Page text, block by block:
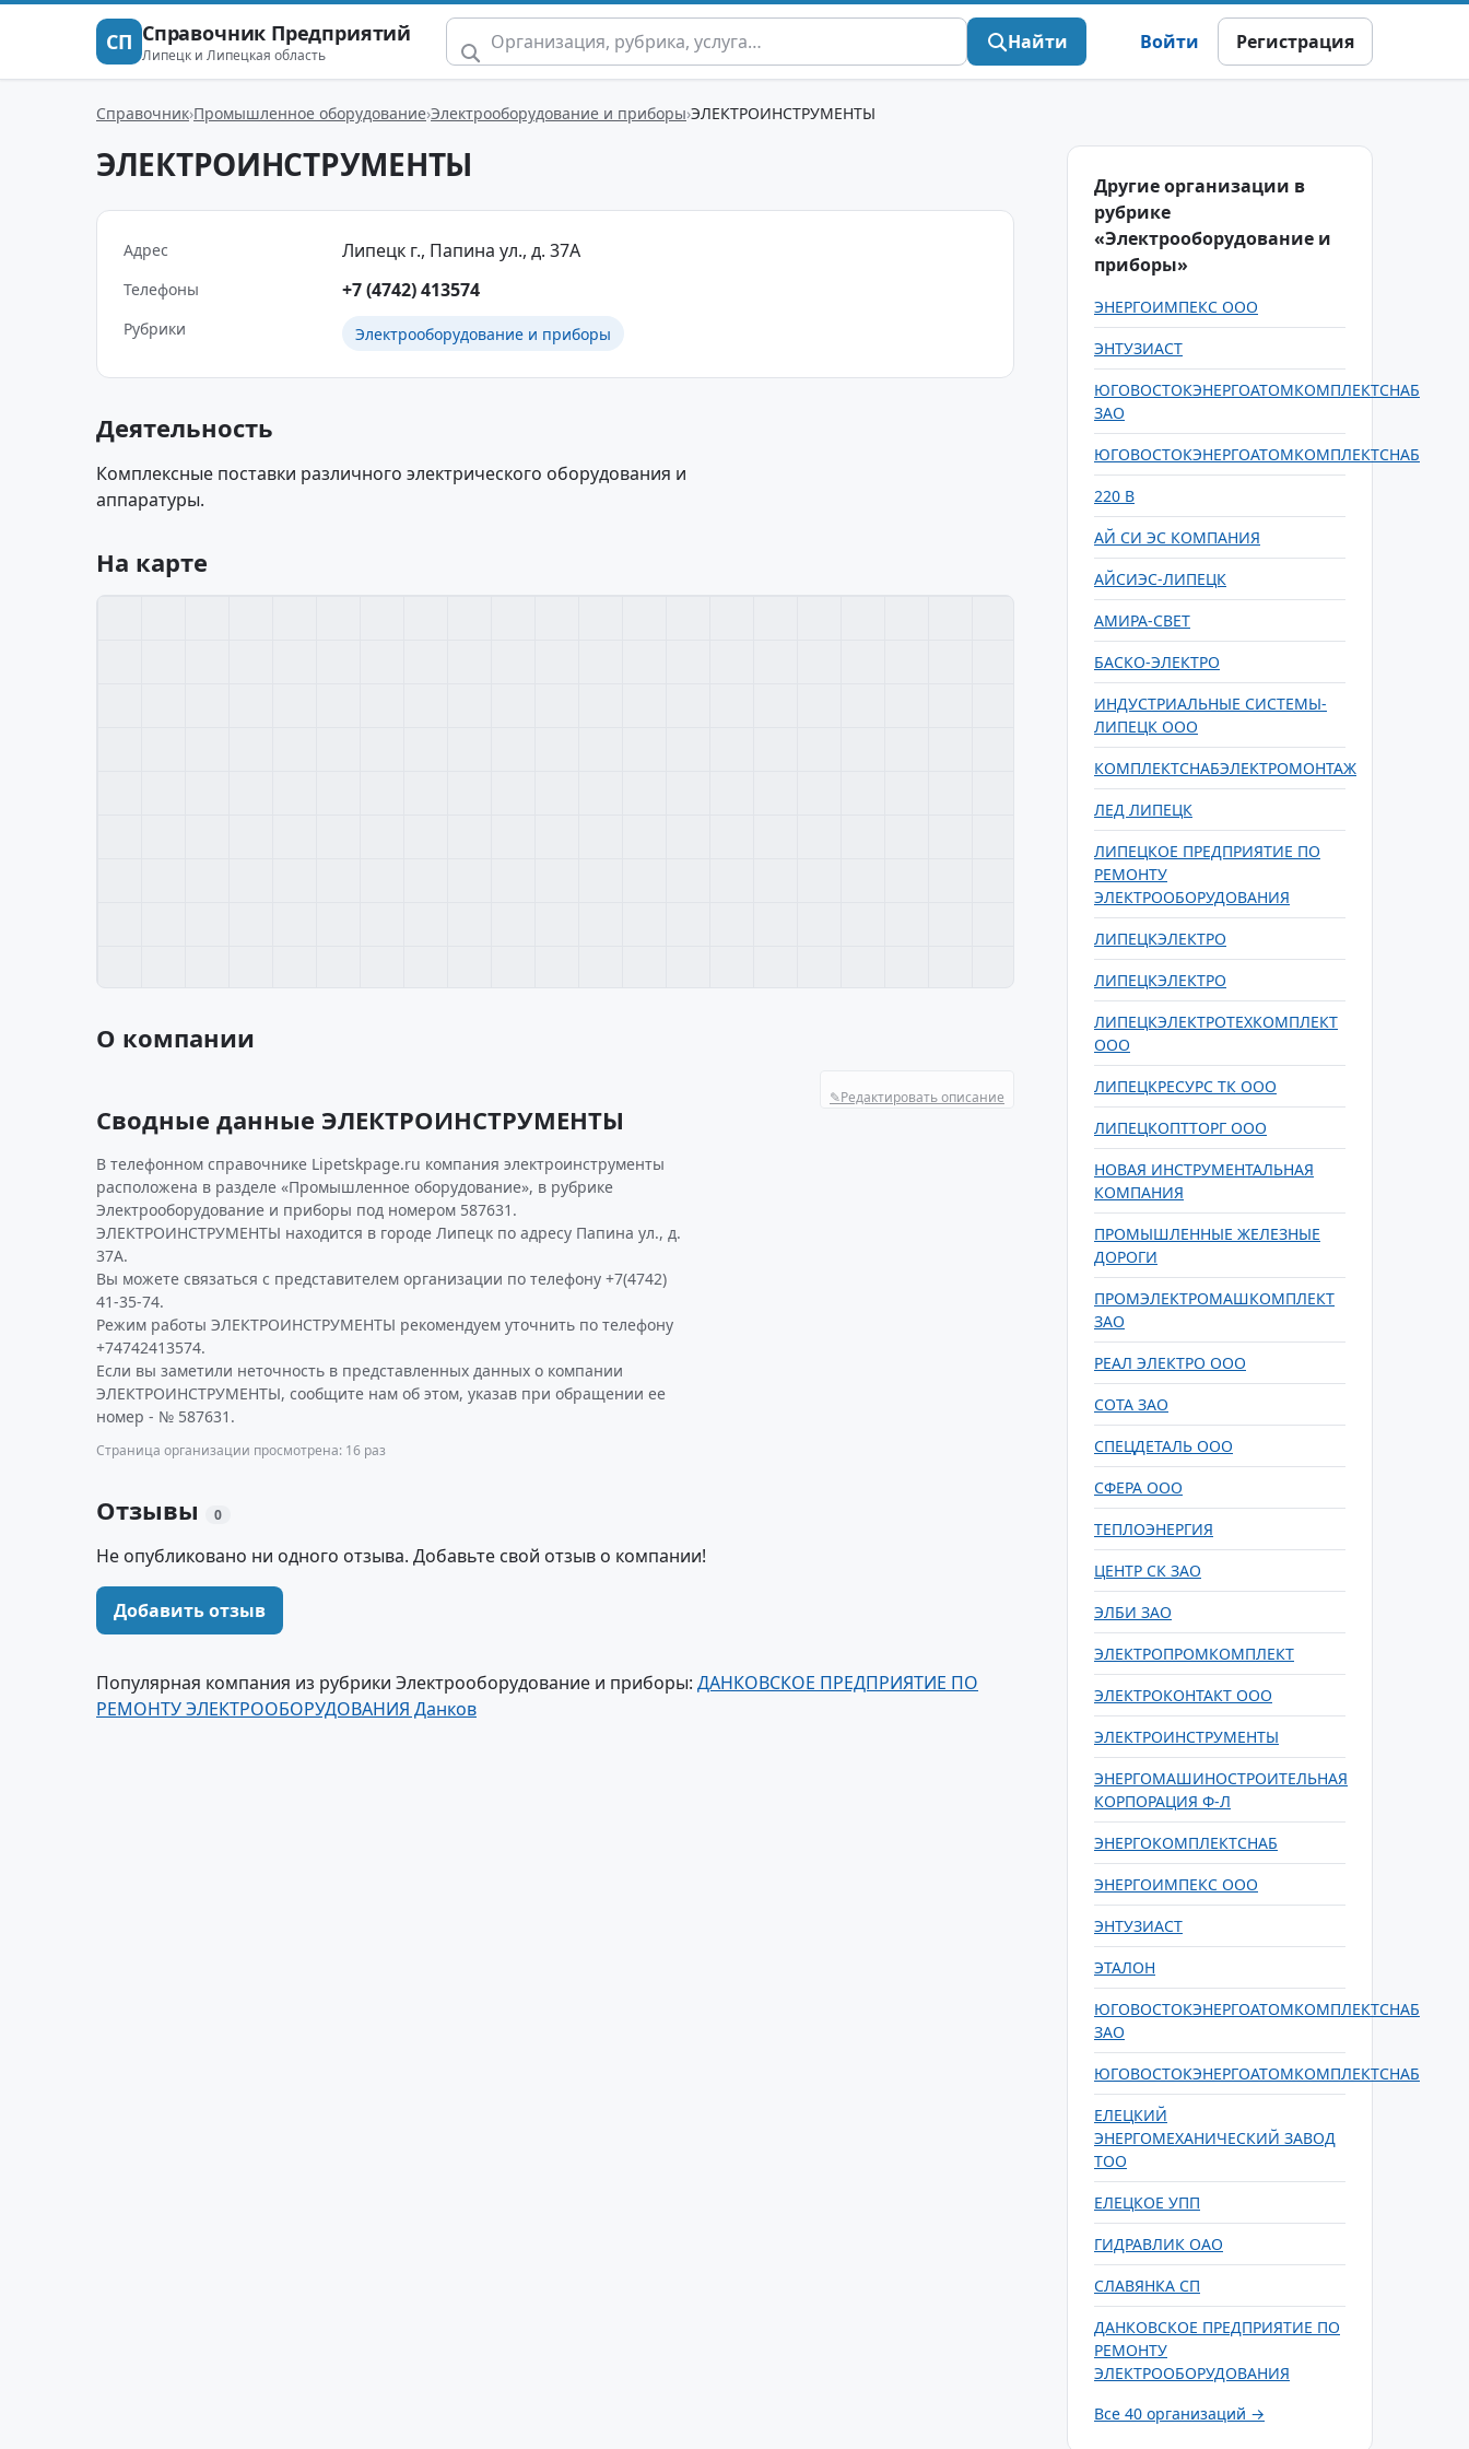
СП Справочник Предприятий
Липецк и Липецкая область
Найти Войти Регистрация
Справочник Промышленное оборудование Электрооборудование и приборы ЭЛЕКТРОИНСТРУМЕНТЫ
ЭЛЕКТРОИНСТРУМЕНТЫ
Адрес Липецк г., Папина ул., д. 37А
Телефоны +7 (4742) 413574
Рубрики Электрооборудование и приборы
Деятельность
Комплексные поставки различного электрического оборудования и
аппаратуры.
На карте
О компании
✎Редактировать описание
Сводные данные ЭЛЕКТРОИНСТРУМЕНТЫ
В телефонном справочнике Lipetskpage.ru компания электроинструменты
расположена в разделе «Промышленное оборудование», в рубрике
Электрооборудование и приборы под номером 587631.
ЭЛЕКТРОИНСТРУМЕНТЫ находится в городе Липецк по адресу Папина ул., д.
37А.
Вы можете связаться с представителем организации по телефону +7(4742)
41-35-74.
Режим работы ЭЛЕКТРОИНСТРУМЕНТЫ рекомендуем уточнить по телефону
+74742413574.
Если вы заметили неточность в представленных данных о компании
ЭЛЕКТРОИНСТРУМЕНТЫ, сообщите нам об этом, указав при обращении ее
номер - № 587631.
Страница организации просмотрена: 16 раз
Отзывы 0
Не опубликовано ни одного отзыва. Добавьте свой отзыв о компании!
Добавить отзыв
Популярная компания из рубрики Электрооборудование и приборы: ДАНКОВСКОЕ ПРЕДПРИЯТИЕ ПО
РЕМОНТУ ЭЛЕКТРООБОРУДОВАНИЯ Данков
Другие организации в
рубрике
«Электрооборудование и
приборы»
ЭНЕРГОИМПЕКС ООО
ЭНТУЗИАСТ
ЮГОВОСТОКЭНЕРГОАТОМКОМПЛЕКТСНАБ
ЗАО
ЮГОВОСТОКЭНЕРГОАТОМКОМПЛЕКТСНАБ
220 В
АЙ СИ ЭС КОМПАНИЯ
АЙСИЭС-ЛИПЕЦК
АМИРА-СВЕТ
БАСКО-ЭЛЕКТРО
ИНДУСТРИАЛЬНЫЕ СИСТЕМЫ-
ЛИПЕЦК ООО
КОМПЛЕКТСНАБЭЛЕКТРОМОНТАЖ
ЛЕД ЛИПЕЦК
ЛИПЕЦКОЕ ПРЕДПРИЯТИЕ ПО
РЕМОНТУ
ЭЛЕКТРООБОРУДОВАНИЯ
ЛИПЕЦКЭЛЕКТРО
ЛИПЕЦКЭЛЕКТРО
ЛИПЕЦКЭЛЕКТРОТЕХКОМПЛЕКТ
ООО
ЛИПЕЦКРЕСУРС ТК ООО
ЛИПЕЦКОПТТОРГ ООО
НОВАЯ ИНСТРУМЕНТАЛЬНАЯ
КОМПАНИЯ
ПРОМЫШЛЕННЫЕ ЖЕЛЕЗНЫЕ
ДОРОГИ
ПРОМЭЛЕКТРОМАШКОМПЛЕКТ
ЗАО
РЕАЛ ЭЛЕКТРО ООО
СОТА ЗАО
СПЕЦДЕТАЛЬ ООО
СФЕРА ООО
ТЕПЛОЭНЕРГИЯ
ЦЕНТР СК ЗАО
ЭЛБИ ЗАО
ЭЛЕКТРОПРОМКОМПЛЕКТ
ЭЛЕКТРОКОНТАКТ ООО
ЭЛЕКТРОИНСТРУМЕНТЫ
ЭНЕРГОМАШИНОСТРОИТЕЛЬНАЯ
КОРПОРАЦИЯ Ф-Л
ЭНЕРГОКОМПЛЕКТСНАБ
ЭНЕРГОИМПЕКС ООО
ЭНТУЗИАСТ
ЭТАЛОН
ЮГОВОСТОКЭНЕРГОАТОМКОМПЛЕКТСНАБ
ЗАО
ЮГОВОСТОКЭНЕРГОАТОМКОМПЛЕКТСНАБ
ЕЛЕЦКИЙ
ЭНЕРГОМЕХАНИЧЕСКИЙ ЗАВОД
ТОО
ЕЛЕЦКОЕ УПП
ГИДРАВЛИК ОАО
СЛАВЯНКА СП
ДАНКОВСКОЕ ПРЕДПРИЯТИЕ ПО
РЕМОНТУ
ЭЛЕКТРООБОРУДОВАНИЯ
Все 40 организаций →